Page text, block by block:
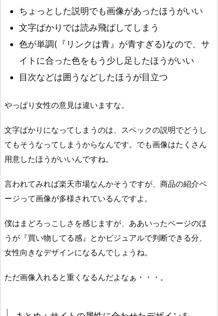
ちょっとした説明でも画像があったほうがいい
文字ばかりでは読み飛ばしてしまう
色が単調(『リンクは青』が青すぎる)なので、サ
イトに合った色をもう少し足したほうがいい
目次などは囲うなどしたほうが目立つ
やっぱり女性の意見は違いますな。
文字ばかりになってしまうのは、スペックの説明でどうし
てもそうなってしまうからなんです。でも画像はたくさん
用意したほうがいいんですね。
言われてみれば楽天市場なんかそうですが、商品の紹介ペ
ージって画像が多様されているんですよ。
僕はまどろっこしさを感じますが、ああいったページのほ
うが『買い物してる感』とかビジュアルで判断できる分、
女性向きなデザインになるんでしょうね。
ただ画像入れると重くなるんだよなぁ・・・。